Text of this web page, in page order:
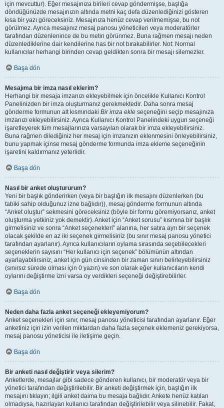
için mevcuttur). Eğer mesajınıza birileri cevap göndermişse, başlığa
döndüğünüzde mesajınızın altında metni kaç defa düzenlediğinizi gösteren
kısa bir yazı göreceksiniz. Mesajınıza henüz cevap verilmemişse, bu not
görülmez. Ayrıca mesajınız mesaj panosu yöneticileri veya moderatörler
tarafından düzenlenince de bu metin görünmez. Buna rağmen mesajı neden
düzenlediklerine dair kendilerine has bir not bırakabilirler. Not: Normal
kullanıcılar herhangi birinden cevap geldikten sonra bir mesajı silemezler.
Başa dön
Mesajıma bir imza nasıl eklerim?
Herhangi bir mesaja imzanızı ekleyebilmek için öncelikle Kullanıcı Kontrol
Panelinizden bir imza oluşturmanız gerekmektedir. Daha sonra mesaj
gönderme formunun alt kısmındaki Bir imza ekle seçeneğini seçip mesajınıza
imzanızı ekleyebilirsiniz. Ayrıca Kullanıcı Kontrol Panelindeki uygun seçeneği
işaretleyerek tüm mesajlarınıza varsayılan olarak bir imza ekleyebilirsiniz.
Buna rağmen dilediğiniz her mesaj için imzanızın eklenmesini önleyebilirsiniz,
bunu yapmak içinse mesaj gönderme formunda imza ekleme seçeneğinin
işaretini kaldırmanız yeterlidir.
Başa dön
Nasıl bir anket oluştururum?
Yeni bir başlık gönderirken (veya bir başlığın ilk mesajını düzenlerken (bu
tabiki sahip olduğunuz izne bağlıdır)), mesaj gönderme formunun altında
“Anket oluştur” sekmesini göreceksiniz (böyle bir formu göremiyorsanız, anket
oluşturma yetkiniz yok demektir). Anket için “Anket sorusu” kısmına bir başlık
girmelisiniz ve sonra “Anket seçenekleri” alanına, her satıra ayrı bir seçenek
olacak şekilde en az iki seçenek girmelisiniz (bu sınır mesaj panosu yönetici
tarafından ayarlanır). Ayrıca kullanıcıların oylama sırasında seçebilecekleri
seçeneklerin sayısını “Her kullanıcı için seçenek” bölümünün altından
ayarlayabilirsiniz, anket için gün cinsinden bir zaman sınırı belirleyebilirsiniz
(sınırsız sürede olması için 0 yazın) ve son olarak eğer kullanıcıların kendi
oylarını değiştirme izni varsa oy verdikleri seçeneği değiştirebilirler.
Başa dön
Neden daha fazla anket seçeneği ekleyemiyorum?
Anket seçenekleri için sınır, mesaj panosu yöneticisi tarafından ayarlanır. Eğer
anketiniz için izin verilen miktardan daha fazla seçenek eklemeniz gerekiyorsa,
mesaj panosu yöneticisi ile iletişime geçin.
Başa dön
Bir anketi nasıl değiştirir veya silerim?
Anketlerde, mesajlar gibi sadece gönderen kullanıcı, bir moderatör veya bir
yönetici tarafından değiştirilebilir. Bir anketi değiştirmek için, başlığın ilk
mesajını tıklayın; ilgili anket daima bu mesaja bağlıdır. Ankete henüz katılan
olmadıysa, hazırlayan kullanıcı tarafından değiştirilebilir veya silinebilir. Fakat,